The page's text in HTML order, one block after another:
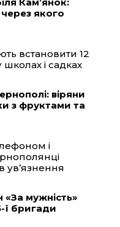
якого
встановити 12
і садках
віряни
з фруктами та
і
ув’язнення
мужність»
ї бригади